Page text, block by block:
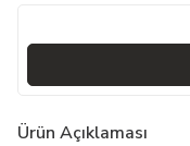
Ürün Açıklaması